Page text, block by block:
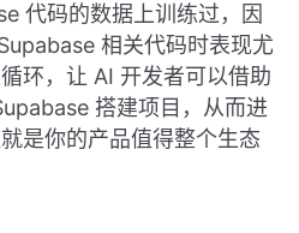
代码的数据上训练过，因
相关代码时表现尤
环，让 AI 开发者可以借助
搭建项目，从而进
是你的产品值得整个生态